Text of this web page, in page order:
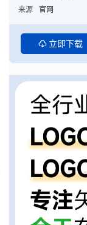
来源 官网
立即下载